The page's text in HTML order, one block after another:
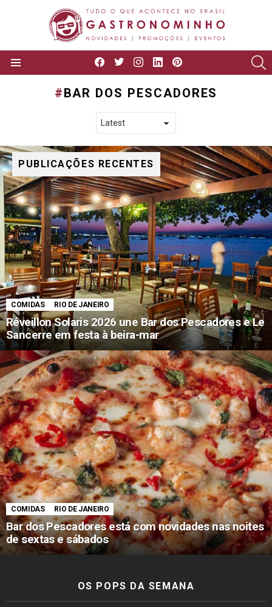
facebooktwitterinstagram
linkedin
BAR DOS PESCADORES
PUBLICAÇÕES RECENTES
COMIDAS RIO DE JANEIRO
Réveillon Solaris 2026 une Bar dos Pescadores e Le
Sancerre em festa à beira-mar
COMIDAS RIO DE JANEIRO
Bar dos Pescadores está com novidades nas noites
de sextas e sábados
OS POPS DA SEMANA